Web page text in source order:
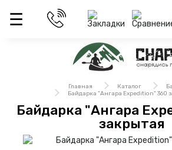
Главная Каталог
Байдарка "Ангара Expedition" 360
Байдарка "Ангара
закрытая